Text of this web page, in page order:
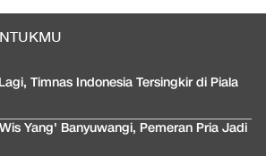
Timnas Indonesia Tersingkir di Piala
Yang' Banyuwangi, Pemeran Pria Jadi